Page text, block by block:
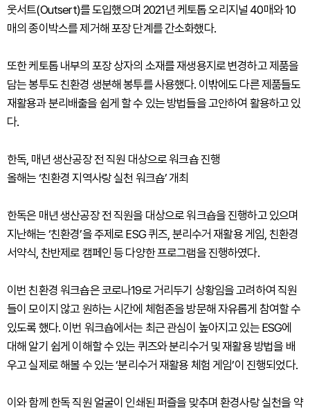
웃서트(Outsert)를 도입했으며 2021년 케토톱 오리지널 40매와 10
매의 종이박스를 제거해 포장 단계를 간소화했다.
또한 케토톱 내부의 포장 상자의 소재를 재생용지로 변경하고 제품을
담는 봉투도 친환경 생분해 봉투를 사용했다. 이밖에도 다른 제품들도
재활용과 분리배출을 쉽게 할 수 있는 방법들을 고안하여 활용하고 있
다.
한독, 매년 생산공장 전 직원 대상으로 워크숍 진행
올해는 ‘친환경 지역사랑 실천 워크숍’ 개최
한독은 매년 생산공장 전 직원을 대상으로 워크숍을 진행하고 있으며
지난해는 ‘친환경’을 주제로 ESG 퀴즈, 분리수거 재활용 게임, 친환경
서약식, 찬반제로 캠페인 등 다양한 프로그램을 진행하였다.
이번 친환경 워크숍은 코로나19로 거리두기 상황임을 고려하여 직원
들이 모이지 않고 원하는 시간에 체험존을 방문해 자유롭게 참여할 수
있도록 했다. 이번 워크숍에서는 최근 관심이 높아지고 있는 ESG에
대해 알기 쉽게 이해할 수 있는 퀴즈와 분리수거 및 재활용 방법을 배
우고 실제로 해볼 수 있는 ‘분리수거 재활용 체험 게임’이 진행되었다.
이와 함께 한독 직원 얼굴이 인쇄된 퍼즐을 맞추며 환경사랑 실천을 약